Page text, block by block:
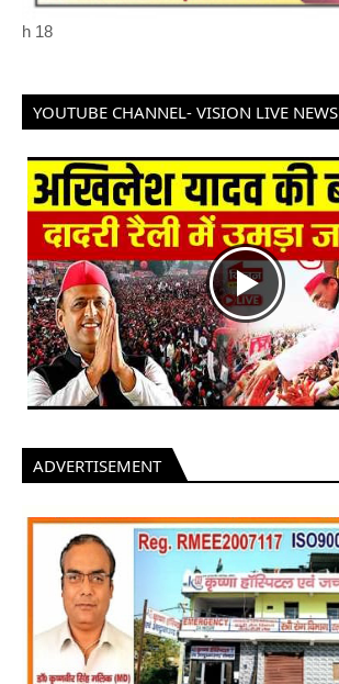
h 18
YOUTUBE CHANNEL- VISION LIVE NEWS
ADVERTISEMENT